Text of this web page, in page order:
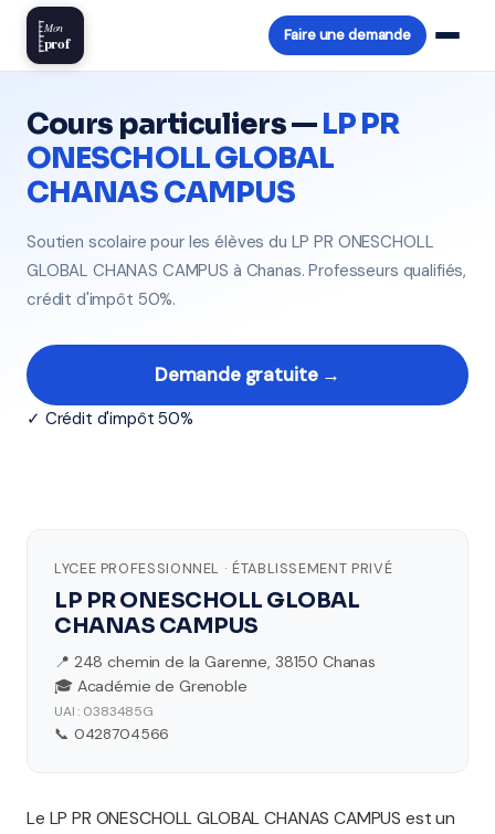
Mon
prof Faire une demande
Cours particuliers —LP PR
ONESCHOLL GLOBAL
CHANAS CAMPUS
Soutien scolaire pour les élèves du LP PR ONESCHOLL
GLOBAL CHANAS CAMPUS à Chanas. Professeurs qualifiés,
crédit d'impôt 50%.
Demande gratuite →
✓ Crédit d'impôt 50%
LYCEE PROFESSIONNEL · ÉTABLISSEMENT PRIVÉ
LP PR ONESCHOLL GLOBAL
CHANAS CAMPUS
📍 248 chemin de la Garenne, 38150 Chanas
🎓 Académie de Grenoble
UAI : 0383485G
📞 0428704566
Le LP PR ONESCHOLL GLOBAL CHANAS CAMPUS est un